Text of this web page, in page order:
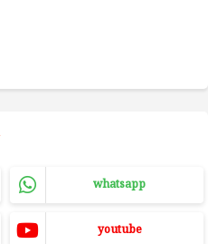
whatsapp
youtube